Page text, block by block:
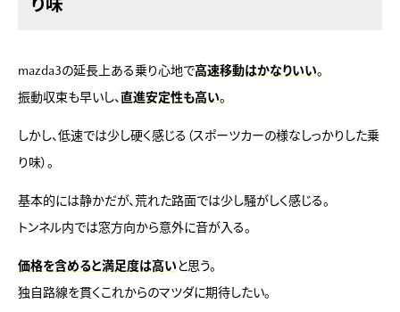
り味
mazda3の延長上ある乗り心地で高速移動はかなりいい。
振動収束も早いし、直進安定性も高い。
しかし、低速では少し硬く感じる（スポーツカーの様なしっかりした乗
り味）。
基本的には静かだが、荒れた路面では少し騒がしく感じる。
トンネル内では窓方向から意外に音が入る。
価格を含めると満足度は高いと思う。
独自路線を貫くこれからのマツダに期待したい。